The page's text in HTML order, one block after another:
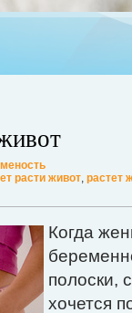
вопросом
этот вопрос. А
расти живот, растет
Когда
полоски,
хочется